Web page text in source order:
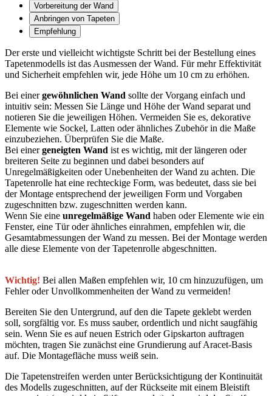
Vorbereitung der Wand
Anbringen von Tapeten
Empfehlung
Der erste und vielleicht wichtigste Schritt bei der Bestellung eines
Tapetenmodells ist das Ausmessen der Wand. Für mehr Effektivität
und Sicherheit empfehlen wir, jede Höhe um 10 cm zu erhöhen.
Bei einergewöhnlichen Wand sollte der Vorgang einfach und
intuitiv sein: Messen Sie Länge und Höhe der Wand separat und
notieren Sie die jeweiligen Höhen. Vermeiden Sie es, dekorative
Elemente wie Sockel, Latten oder ähnliches Zubehör in die Maße
einzubeziehen. Überprüfen Sie die Maße.
Bei einergeneigten Wand ist es wichtig, mit der längeren oder
breiteren Seite zu beginnen und dabei besonders auf
Unregelmäßigkeiten oder Unebenheiten der Wand zu achten. Die
Tapetenrolle hat eine rechteckige Form, was bedeutet, dass sie bei
der Montage entsprechend der jeweiligen Form und Vorgaben
zugeschnitten bzw. zugeschnitten werden kann.
Wenn Sie eine unregelmäßige Wand haben oder Elemente wie ein
Fenster, eine Tür oder ähnliches einrahmen, empfehlen wir, die
Gesamtabmessungen der Wand zu messen. Bei der Montage werden
alle diese Elemente von der Tapetenrolle abgeschnitten.
Wichtig! Bei allen Maßen empfehlen wir, 10 cm hinzuzufügen, um
Fehler oder Unvollkommenheiten der Wand zu vermeiden!
Bereiten Sie den Untergrund, auf den die Tapete geklebt werden
soll, sorgfältig vor. Es muss sauber, ordentlich und nicht saugfähig
sein. Wenn Sie es auf neuen Estrich oder Gipskarton auftragen
möchten, tragen Sie zunächst eine Grundierung auf Aracet-Basis
auf. Die Montagefläche muss weiß sein.
Die Tapetenstreifen werden unter Berücksichtigung der Kontinuität
des Modells zugeschnitten, auf der Rückseite mit einem Bleistift